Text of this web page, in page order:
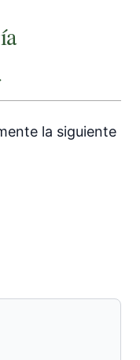
la siguiente